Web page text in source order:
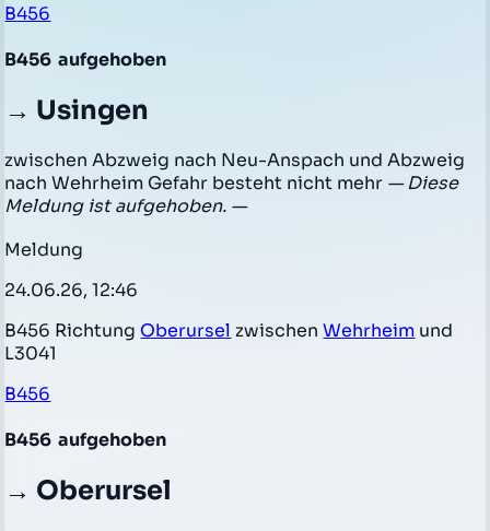
B456
B456 aufgehoben
→ Usingen
zwischen Abzweig nach Neu-Anspach und Abzweig
nach Wehrheim Gefahr besteht nicht mehr — Diese
Meldung ist aufgehoben. —
Meldung
24.06.26, 12:46
B456 Richtung Oberursel zwischenWehrheim und
L3041
B456
B456 aufgehoben
→ Oberursel